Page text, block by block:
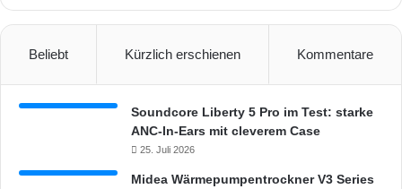
Beliebt Kürzlich erschienen Kommentare
Soundcore Liberty 5 Pro im Test: starke
ANC-In-Ears mit cleverem Case
25. Juli 2026
Midea Wärmepumpentrockner V3 Series